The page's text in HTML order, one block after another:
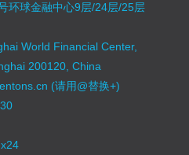
环球金融中心9层/24层/25层
World Financial Center,
200120, China
(请用@替换+)